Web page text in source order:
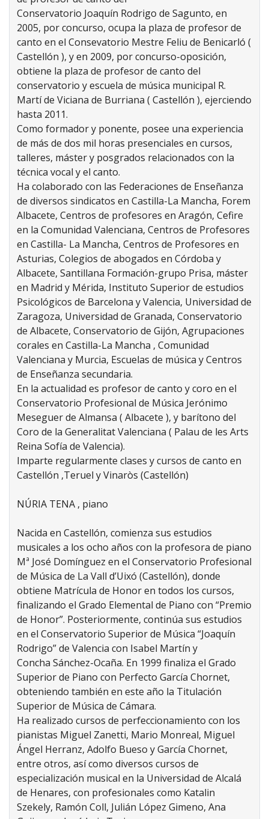
Conservatorio Joaquín Rodrigo de Sagunto, en
2005, por concurso, ocupa la plaza de profesor de
canto en el Consevatorio Mestre Feliu de Benicarló (
Castellón ), y en 2009, por concurso-oposición,
obtiene la plaza de profesor de canto del
conservatorio y escuela de música municipal R.
Martí de Viciana de Burriana ( Castellón ), ejerciendo
hasta 2011.
Como formador y ponente, posee una experiencia
de más de dos mil horas presenciales en cursos,
talleres, máster y posgrados relacionados con la
técnica vocal y el canto.
Ha colaborado con las Federaciones de Enseñanza
de diversos sindicatos en Castilla-La Mancha, Forem
Albacete, Centros de profesores en Aragón, Cefire
en la Comunidad Valenciana, Centros de Profesores
en Castilla- La Mancha, Centros de Profesores en
Asturias, Colegios de abogados en Córdoba y
Albacete, Santillana Formación-grupo Prisa, máster
en Madrid y Mérida, Instituto Superior de estudios
Psicológicos de Barcelona y Valencia, Universidad de
Zaragoza, Universidad de Granada, Conservatorio
de Albacete, Conservatorio de Gijón, Agrupaciones
corales en Castilla-La Mancha , Comunidad
Valenciana y Murcia, Escuelas de música y Centros
de Enseñanza secundaria.
En la actualidad es profesor de canto y coro en el
Conservatorio Profesional de Música Jerónimo
Meseguer de Almansa ( Albacete ), y barítono del
Coro de la Generalitat Valenciana ( Palau de les Arts
Reina Sofía de Valencia).
Imparte regularmente clases y cursos de canto en
Castellón ,Teruel y Vinaròs (Castellón)
NÚRIA TENA , piano
Nacida en Castellón, comienza sus estudios
musicales a los ocho años con la profesora de piano
Mª José Domínguez en el Conservatorio Profesional
de Música de La Vall d’Uixó (Castellón), donde
obtiene Matrícula de Honor en todos los cursos,
finalizando el Grado Elemental de Piano con “Premio
de Honor”. Posteriormente, continúa sus estudios
en el Conservatorio Superior de Música “Joaquín
Rodrigo” de Valencia con Isabel Martín y
Concha Sánchez-Ocaña. En 1999 finaliza el Grado
Superior de Piano con Perfecto García Chornet,
obteniendo también en este año la Titulación
Superior de Música de Cámara.
Ha realizado cursos de perfeccionamiento con los
pianistas Miguel Zanetti, Mario Monreal, Miguel
Ángel Herranz, Adolfo Bueso y García Chornet,
entre otros, así como diversos cursos de
especialización musical en la Universidad de Alcalá
de Henares, con profesionales como Katalin
Szekely, Ramón Coll, Julián López Gimeno, Ana